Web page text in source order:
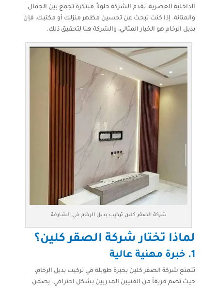
الداخلية العصرية، تقدم الشركة حلولاً مبتكرة تجمع بين الجمال
والمتانة. إذا كنت تبحث عن تحسين مظهر منزلك أو مكتبك، فإن
بديل الرخام هو الخيار المثالي، والشركة هنا لتحقيق ذلك.
شركة الصقر كلين تركيب بديل الرخام في الشارقة
لماذا تختار شركة الصقر كلين؟
1. خبرة مهنية عالية
تتمتع شركة الصقر كلين بخبرة طويلة في تركيب بديل الرخام،
حيث تضم فريقاً من الفنيين المدربين بشكل احترافي. يضمن